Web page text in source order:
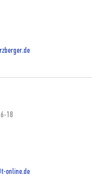
18
online.de